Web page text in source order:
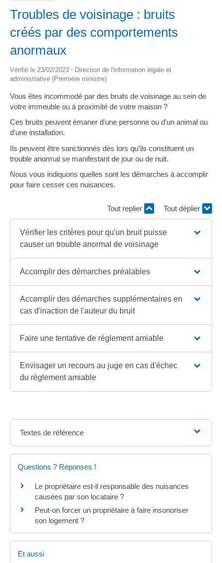
Troubles de voisinage : bruits
créés par des comportements
anormaux
Vérifié le 23/02/2023 - Direction de l'information légale et
administrative (Première ministre)
Vous êtes incommodé par des bruits de voisinage au sein de
votre immeuble ou à proximité de votre maison ?
Ces bruits peuvent émaner d'une personne ou d'un animal ou
d'une installation.
Ils peuvent être sanctionnés dès lors qu'ils constituent un
trouble anormal se manifestant de jour ou de nuit.
Nous vous indiquons quelles sont les démarches à accomplir
pour faire cesser ces nuisances.
Tout replier Tout déplier
Vérifier les critères pour qu'un bruit puisse
causer un trouble anormal de voisinage
Accomplir des démarches préalables
Accomplir des démarches supplémentaires en
cas d'inaction de l'auteur du bruit
Faire une tentative de règlement amiable
Envisager un recours au juge en cas d'échec
du règlement amiable
Textes de référence
Questions ? Réponses !
Le propriétaire est-il responsable des nuisances
causées par son locataire ?
Peut-on forcer un propriétaire à faire insonoriser
son logement ?
Et aussi